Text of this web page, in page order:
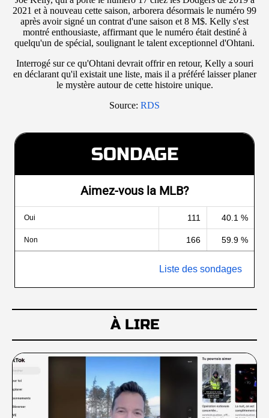
2021 et à nouveau cette saison, arborera désormais le numéro 99
après avoir signé un contrat d'une saison et 8 M$. Kelly s'est
montré enthousiaste, affirmant que le numéro était destiné à
quelqu'un de spécial, soulignant le talent exceptionnel d'Ohtani.
Interrogé sur ce qu'Ohtani devrait offrir en retour, Kelly a souri
en déclarant qu'il existait une liste, mais il a préféré laisser planer
le mystère autour de cette histoire unique.
Source: RDS
SONDAGE
Aimez-vous la MLB?
Oui 111 40.1 %
Non 166 59.9 %
Liste des sondages
À LIRE